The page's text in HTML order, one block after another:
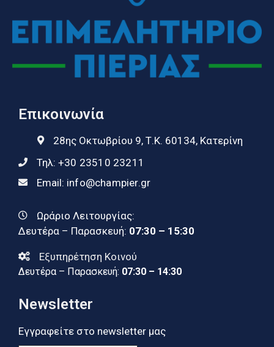
Επικοινωνία
28ης Οκτωβρίου 9, Τ.Κ. 60134, Κατερίνη
Τηλ: +30 23510 23211
Email: info@champier.gr
Ωράριο Λειτουργίας:
Δευτέρα – Παρασκευή: 07:30 – 15:30
Εξυπηρέτηση Κοινού
Δευτέρα – Παρασκευή: 07:30 – 14:30
Newsletter
Εγγραφείτε στο newsletter μας